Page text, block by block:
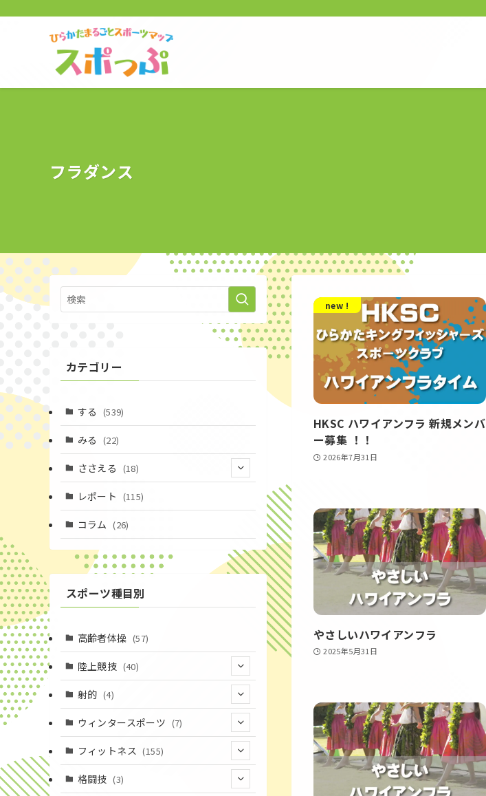
フラダンス
new !
HKSC ハワイアンフラ 新規メンバ
ー募集 ！！
2026年7月31日
やさしいハワイアンフラ
2025年5月31日
カテゴリー
する (539)
みる (22)
ささえる (18)
(4)
(1)
レポート (115)
コラム (26)
スポーツ種目別
高齢者体操 (57)
陸上競技 (40)
(2)
(1)
射的 (4)
(4)
ウィンタースポーツ (7)
(7)
フィットネス (155)
格闘技 (3)